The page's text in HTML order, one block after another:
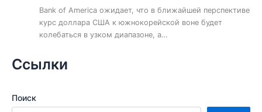
Bank of America ожидает, что в ближайшей перспективе
курс доллара США к южнокорейской воне будет
колебаться в узком диапазоне, а…
Ссылки
Поиск